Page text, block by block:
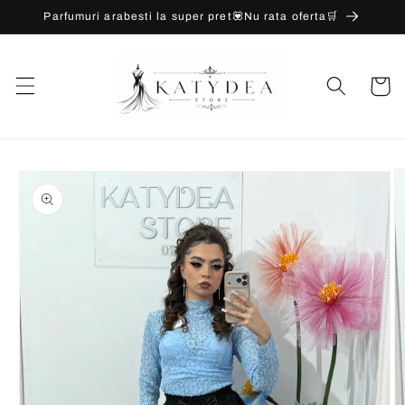
Salt la
conținut
Parfumuri arabesti la super pret💟Nu rata oferta🛒
Coș
informațiile
despre
produs